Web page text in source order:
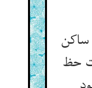
ساکن
حظ